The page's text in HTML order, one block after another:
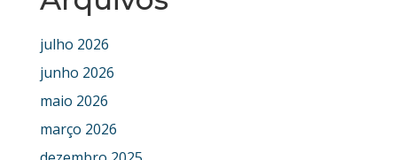
julho 2026
junho 2026
maio 2026
março 2026